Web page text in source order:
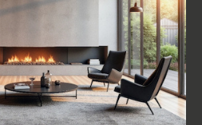
professionnelles au
sur mesure pour